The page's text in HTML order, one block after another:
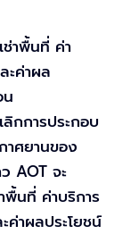
ช่าพื้นที่ ค่า
ะค่าผล
กการประกอบ
าศยานของ
AOT จะ
พื้นที่ ค่าบริการ
ค่าผลประโยชน์